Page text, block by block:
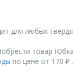
для любых
товар
по цене от 170 ₽ .